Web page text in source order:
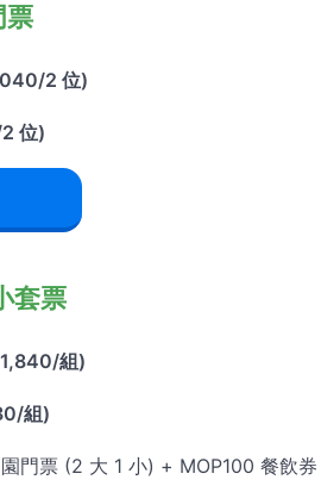
票
2 位)
位)
套票
組)
組)
門票 (2 大 1 小) + MOP100 餐飲券